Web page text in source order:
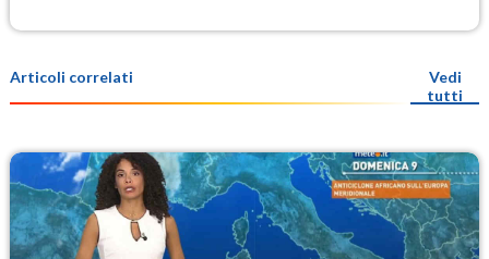
Articoli correlati
Vedi
tutti